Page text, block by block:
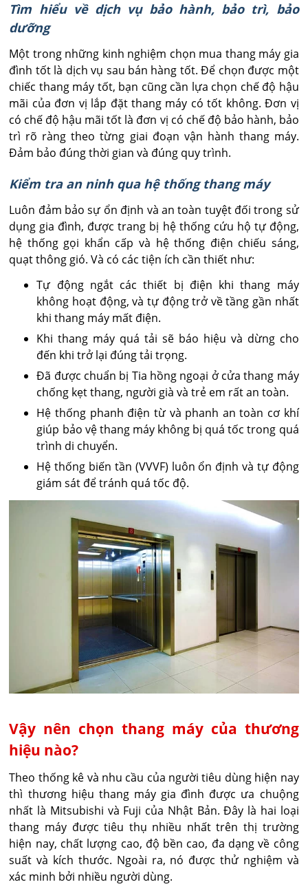
Tìm hiểu về dịch vụ bảo hành, bảo trì, bảo
dưỡng
Một trong những kinh nghiệm chọn mua thang máy gia
đình tốt là dịch vụ sau bán hàng tốt. Để chọn được một
chiếc thang máy tốt, bạn cũng cần lựa chọn chế độ hậu
mãi của đơn vị lắp đặt thang máy có tốt không. Đơn vị
có chế độ hậu mãi tốt là đơn vị có chế độ bảo hành, bảo
trì rõ ràng theo từng giai đoạn vận hành thang máy.
Đảm bảo đúng thời gian và đúng quy trình.
Kiểm tra an ninh qua hệ thống thang máy
Luôn đảm bảo sự ổn định và an toàn tuyệt đối trong sử
dụng gia đình, được trang bị hệ thống cứu hộ tự động,
hệ thống gọi khẩn cấp và hệ thống điện chiếu sáng,
quạt thông gió. Và có các tiện ích cần thiết như:
Tự động ngắt các thiết bị điện khi thang máy
không hoạt động, và tự động trở về tầng gần nhất
khi thang máy mất điện.
Khi thang máy quá tải sẽ báo hiệu và dừng cho
đến khi trở lại đúng tải trọng.
Đã được chuẩn bị Tia hồng ngoại ở cửa thang máy
chống kẹt thang, người già và trẻ em rất an toàn.
Hệ thống phanh điện từ và phanh an toàn cơ khí
giúp bảo vệ thang máy không bị quá tốc trong quá
trình di chuyển.
Hệ thống biến tần (VVVF) luôn ổn định và tự động
giám sát để tránh quá tốc độ.
Vậy nên chọn thang máy của thương
hiệu nào?
Theo thống kê và nhu cầu của người tiêu dùng hiện nay
thì thương hiệu thang máy gia đình được ưa chuộng
nhất là Mitsubishi và Fuji của Nhật Bản. Đây là hai loại
thang máy được tiêu thụ nhiều nhất trên thị trường
hiện nay, chất lượng cao, độ bền cao, đa dạng về công
suất và kích thước. Ngoài ra, nó được thử nghiệm và
xác minh bởi nhiều người dùng.